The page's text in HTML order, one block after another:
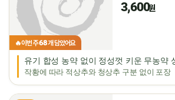
🔥이번 주68개 담았어요
3,600원
유기 합성 농약 없이 정성껏 키운 무농약
작황에 따라 적상추와 청상추 구분 없이 포장